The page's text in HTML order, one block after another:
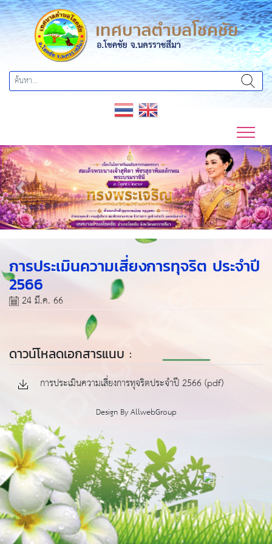
Previous Next
การประเมินความเสี่ยงการทุจริต ประจำปี
2566
24 มี.ค. 66
ดาวน์โหลดเอกสารแนบ :
การประเมินความเสี่ยงการทุจริตประจำปี 2566 (pdf)
Design ByAllwebGroup